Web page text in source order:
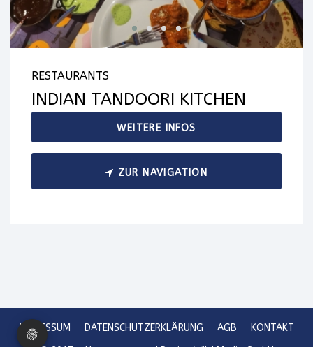
RESTAURANTS
INDIAN TANDOORI KITCHEN
WEITERE INFOS
ZUR NAVIGATION
IMPRESSUM DATENSCHUTZERKLÄRUNG AGB
KONTAKT